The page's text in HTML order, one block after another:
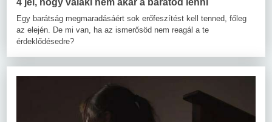
4 jel, hogy valaki nem akar a barátod lenni
Egy barátság megmaradásáért sok erőfeszítést kell tenned, főleg
az elején. De mi van, ha az ismerősöd nem reagál a te
érdeklődésedre?